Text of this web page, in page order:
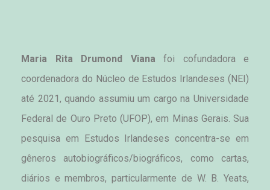
Maria Rita Drumond Viana foi cofundadora e
coordenadora do Núcleo de Estudos Irlandeses (NEI)
até 2021, quando assumiu um cargo na Universidade
Federal de Ouro Preto (UFOP), em Minas Gerais. Sua
pesquisa em Estudos Irlandeses concentra-se em
gêneros autobiográficos/biográficos, como cartas,
diários e membros, particularmente de W. B. Yeats,